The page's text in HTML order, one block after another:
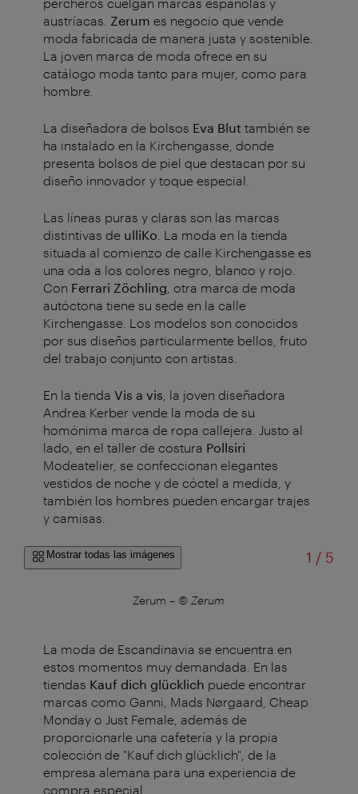
austríacas. Zerum es negocio que vende
moda fabricada de manera justa y sostenible.
La joven marca de moda ofrece en su
catálogo moda tanto para mujer, como para
hombre.
La diseñadora de bolsos Eva Blut también se
ha instalado en la Kirchengasse, donde
presenta bolsos de piel que destacan por su
diseño innovador y toque especial.
Las líneas puras y claras son las marcas
distintivas de ulliKo . La moda en la tienda
situada al comienzo de calle Kirchengasse es
una oda a los colores negro, blanco y rojo.
Con Ferrari Zöchling , otra marca de moda
autóctona tiene su sede en la calle
Kirchengasse. Los modelos son conocidos
por sus diseños particularmente bellos, fruto
del trabajo conjunto con artistas.
En la tienda Vis a vis , la joven diseñadora
Andrea Kerber vende la moda de su
homónima marca de ropa callejera. Justo al
lado, en el taller de costura Pollsiri
Modeatelier, se confeccionan elegantes
vestidos de noche y de cóctel a medida, y
también los hombres pueden encargar trajes
y camisas.
Mostrar todas las imágenes 1 /de
5
Zerum – © Zerum
La moda de Escandinavia se encuentra en
estos momentos muy demandada. En las
tiendas Kauf dich glücklich puede encontrar
marcas como Ganni, Mads Nørgaard, Cheap
Monday o Just Female, además de
proporcionarle una cafetería y la propia
colección de "Kauf dich glücklich", de la
empresa alemana para una experiencia de
compra especial.